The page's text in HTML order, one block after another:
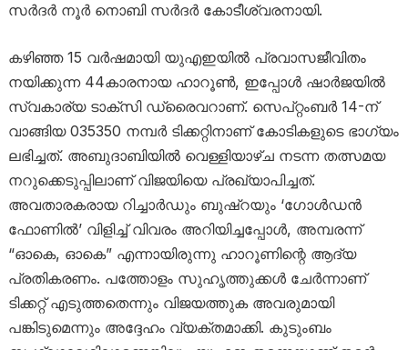
സർദർ നൂർ നൊബി സർദർ കോടീശ്വരനായി.
കഴിഞ്ഞ 15 വർഷമായി യുഎഇയിൽ പ്രവാസജീവിതം
നയിക്കുന്ന 44കാരനായ ഹാറൂൺ, ഇപ്പോൾ ഷാർജയിൽ
സ്വകാര്യ ടാക്സി ഡ്രൈവറാണ്. സെപ്റ്റംബർ 14-ന്
വാങ്ങിയ 035350 നമ്പർ ടിക്കറ്റിനാണ് കോടികളുടെ ഭാഗ്യം
ലഭിച്ചത്. അബുദാബിയിൽ വെള്ളിയാഴ്ച നടന്ന തത്സമയ
നറുക്കെടുപ്പിലാണ് വിജയിയെ പ്രഖ്യാപിച്ചത്.
അവതാരകരായ റിച്ചാർഡും ബുഷ്റയും ‘ഗോൾഡൻ
ഫോണിൽ’ വിളിച്ച് വിവരം അറിയിച്ചപ്പോൾ, അമ്പരന്ന്
“ഓകെ, ഓകെ” എന്നായിരുന്നു ഹാറൂണിന്റെ ആദ്യ
പ്രതികരണം. പത്തോളം സുഹൃത്തുക്കൾ ചേർന്നാണ്
ടിക്കറ്റ് എടുത്തതെന്നും വിജയത്തുക അവരുമായി
പങ്കിടുമെന്നും അദ്ദേഹം വ്യക്തമാക്കി. കുടുംബം